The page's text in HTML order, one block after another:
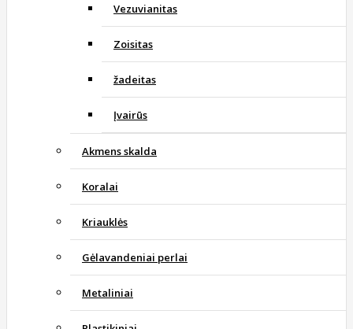
Vezuvianitas
Zoisitas
žadeitas
Įvairūs
Akmens skalda
Koralai
Kriauklės
Gėlavandeniai perlai
Metaliniai